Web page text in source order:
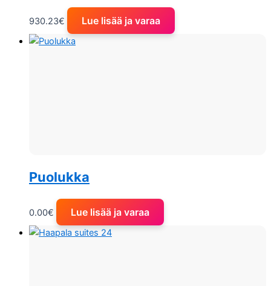
930.23€ Lue lisää ja varaa
Puolukka
0.00€ Lue lisää ja varaa